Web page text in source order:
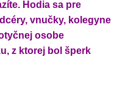
Hodia sa pre
vnučky, kolegyne
osobe
z ktorej bol šperk